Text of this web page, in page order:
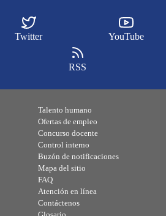
Twitter YouTube
RSS
Talento humano
Ofertas de empleo
Concurso docente
Control interno
Buzón de notificaciones
Mapa del sitio
FAQ
Atención en línea
Contáctenos